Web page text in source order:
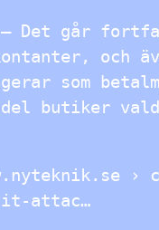
Det går
och
som
butiker
›
it-attac…